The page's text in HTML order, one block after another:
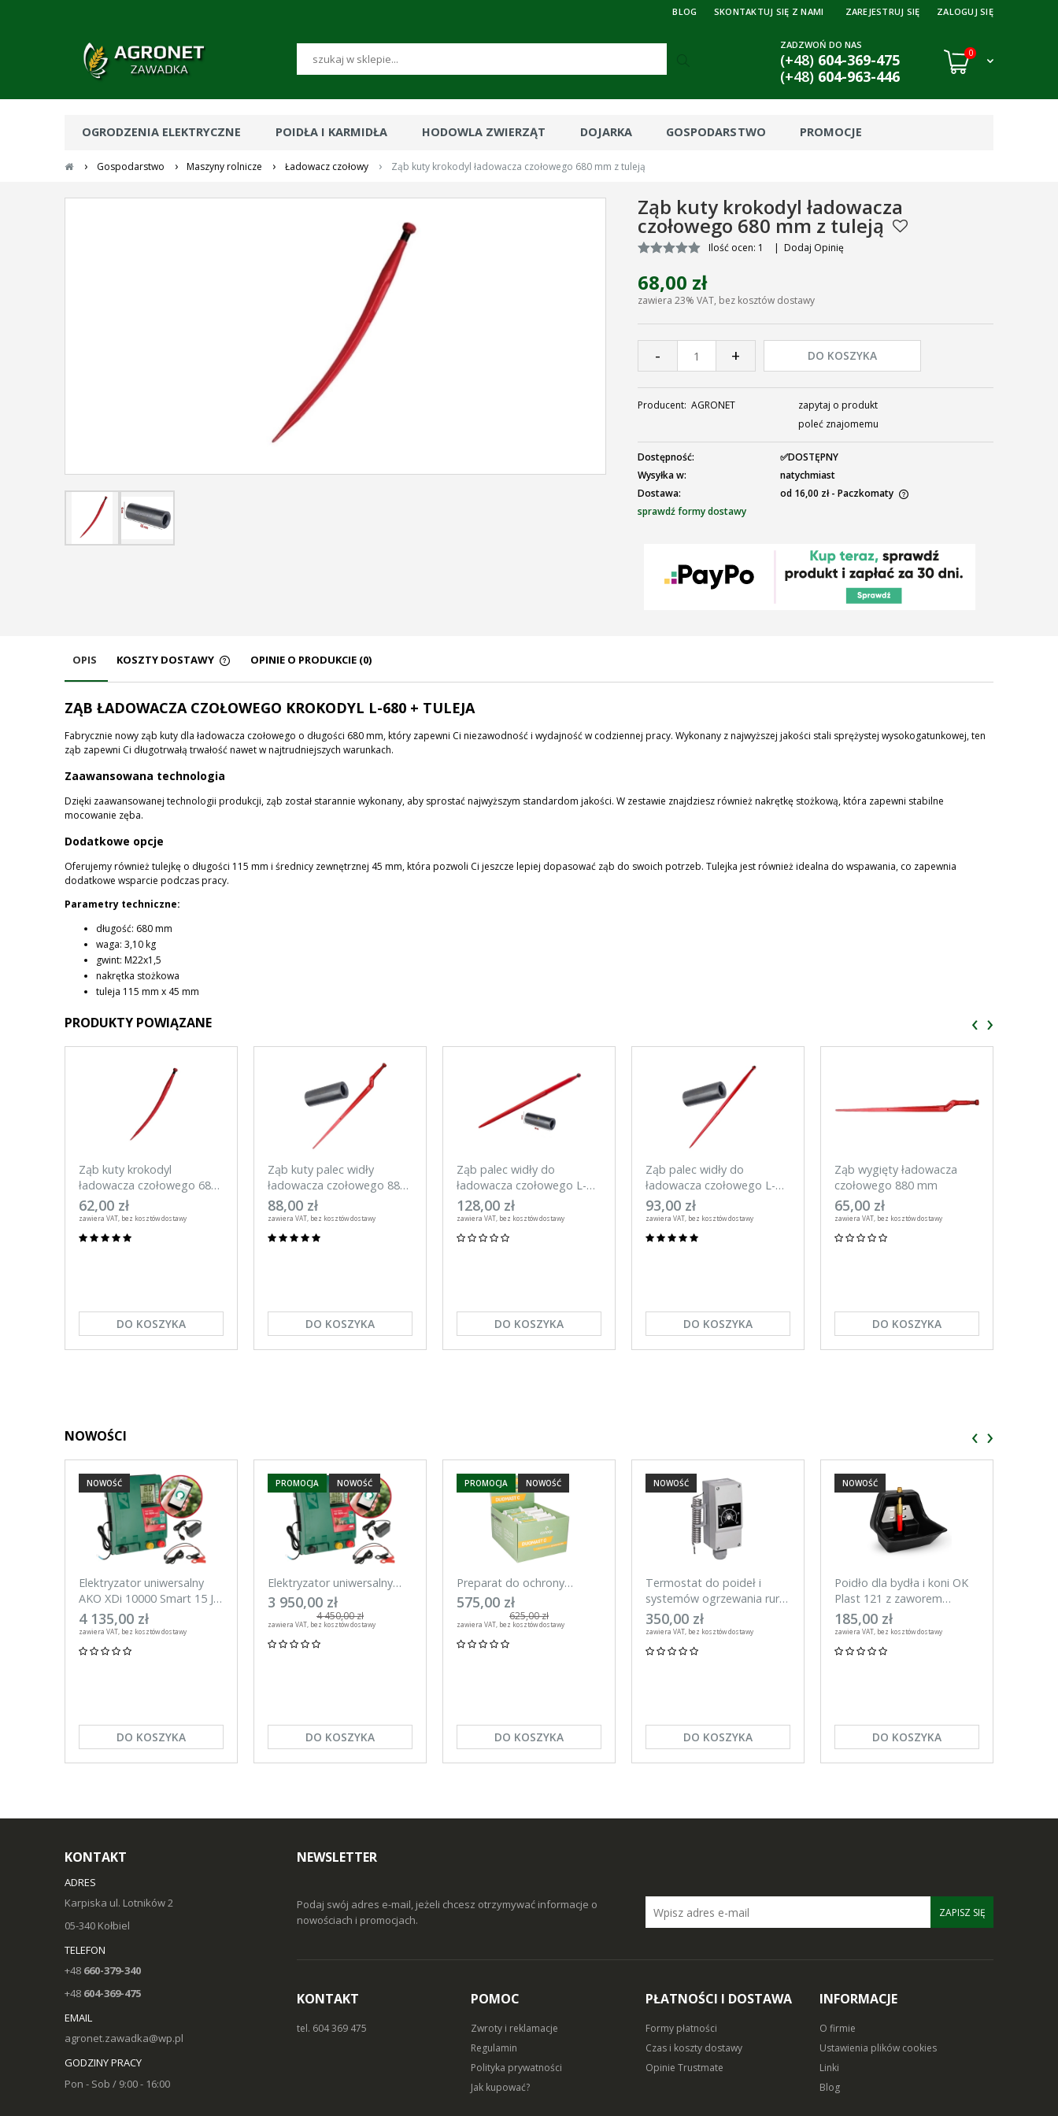
ZAREJESTRUJ SIĘ ZALOGUJ SIĘ
BLOG SKONTAKTUJ SIĘ Z NAMI
ZADZWOŃ DO NAS
(+48)604-369-475
(+48) 604-963-446
0
OGRODZENIA ELEKTRYCZNE POIDŁA I KARMIDŁA HODOWLA ZWIERZĄT DOJARKA GOSPODARSTWO PROMOCJE
› Gospodarstwo › Maszyny rolnicze › Ładowacz czołowy › Ząb kuty krokodyl ładowacza czołowego 680 mm z tuleją
Ząb kuty krokodyl ładowacza
czołowego 680 mm z tuleją
Ilość ocen: 1 | Dodaj Opinię
68,00 zł
zawiera 23% VAT, bez kosztów dostawy
- + DO KOSZYKA
Producent: AGRONET
zapytaj o produkt
poleć znajomemu
Dostępność:
✅DOSTĘPNY
Wysyłka w:
natychmiast
Dostawa:
od 16,00 zł - Paczkomaty
sprawdź formy dostawy
OPIS KOSZTY DOSTAWY
KOSZTÓW PŁATNOŚCI
OPINIE O PRODUKCIE (0)
ZĄB ŁADOWACZA CZOŁOWEGO KROKODYL L-680 + TULEJA
Fabrycznie nowy ząb kuty dla ładowacza czołowego o długości 680 mm, który zapewni Ci niezawodność i wydajność w codziennej pracy. Wykonany z najwyższej jakości stali sprężystej wysokogatunkowej, ten
ząb zapewni Ci długotrwałą trwałość nawet w najtrudniejszych warunkach.
Zaawansowana technologia
Dzięki zaawansowanej technologii produkcji, ząb został starannie wykonany, aby sprostać najwyższym standardom jakości. W zestawie znajdziesz również nakrętkę stożkową, która zapewni stabilne
mocowanie zęba.
Dodatkowe opcje
Oferujemy również tulejkę o długości 115 mm i średnicy zewnętrznej 45 mm, która pozwoli Ci jeszcze lepiej dopasować ząb do swoich potrzeb. Tulejka jest również idealna do wspawania, co zapewnia
dodatkowe wsparcie podczas pracy.
Parametry techniczne:
długość: 680 mm
waga: 3,10 kg
gwint: M22x1,5
nakrętka stożkowa
tuleja 115 mm x 45 mm
PRODUKTY POWIĄZANE
Ząb kuty krokodyl
ładowacza czołowego 680
mm
62,00 zł
zawiera VAT, bez kosztów dostawy
DO KOSZYKA
Ząb kuty palec widły
ładowacza czołowego 880
mm z tuleją
88,00 zł
zawiera VAT, bez kosztów dostawy
DO KOSZYKA
Ząb palec widły do
ładowacza czołowego L-
1100 mm z tuleją
128,00 zł
zawiera VAT, bez kosztów dostawy
DO KOSZYKA
Ząb palec widły do
ładowacza czołowego L-
810 mm z tuleją
93,00 zł
zawiera VAT, bez kosztów dostawy
DO KOSZYKA
Ząb wygięty ładowacza
czołowego 880 mm
65,00 zł
zawiera VAT, bez kosztów dostawy
DO KOSZYKA
‹ ›
NOWOŚCI
Elektryzator uniwersalny
AKO XDi 10000 Smart 15 J
Aplikacja na telefon
4 135,00 zł
zawiera VAT, bez kosztów dostawy
DO KOSZYKA
NOWOŚĆ
Elektryzator uniwersalny
AKO XDi 15000 Smart 20 J
Aplikacja na telefon
3 950,00 zł
4 450,00 zł
zawiera VAT, bez kosztów dostawy
DO KOSZYKA
PROMOCJA NOWOŚĆ
Preparat do ochrony
wymienia w okresie laktacji
DuoMast C, Canagri 30
sztuk
575,00 zł
625,00 zł
zawiera VAT, bez kosztów dostawy
DO KOSZYKA
PROMOCJA NOWOŚĆ
Termostat do poideł i
systemów ogrzewania rur,
Kerbl
350,00 zł
zawiera VAT, bez kosztów dostawy
DO KOSZYKA
NOWOŚĆ
Poidło dla bydła i koni OK
Plast 121 z zaworem
rurowym 3l
185,00 zł
zawiera VAT, bez kosztów dostawy
DO KOSZYKA
NOWOŚĆ
‹ ›
KONTAKT
ADRES
Karpiska ul. Lotników 2
05-340 Kołbiel
TELEFON
+48 660-379-340
+48 604-369-475
EMAIL
agronet.zawadka@wp.pl
GODZINY PRACY
Pon - Sob / 9:00 - 16:00
NEWSLETTER
Podaj swój adres e-mail, jeżeli chcesz otrzymywać informacje o
nowościach i promocjach.
ZAPISZ SIĘ
KONTAKT
tel. 604 369 475
POMOC
Zwroty i reklamacje
Regulamin
Polityka prywatności
Jak kupować?
PŁATNOŚCI I DOSTAWA
Formy płatności
Czas i koszty dostawy
Opinie Trustmate
INFORMACJE
O firmie
Ustawienia plików cookies
Linki
Blog